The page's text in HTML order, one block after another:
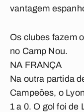
vantagem
Os clubes fazem
no Camp Nou.
NA FRANÇA
Na outra partida
Campeões, o
1 a 0. O gol foi de